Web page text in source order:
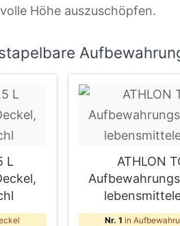
Höhe auszuschöpfen.
L
ATHLON
Nr. 1 in